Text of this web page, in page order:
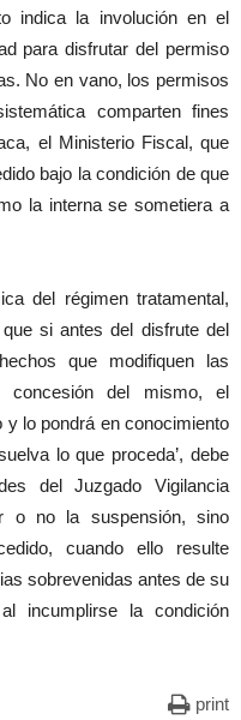
indica la involución en el
para disfrutar del permiso
No en vano, los permisos
comparten fines
el Ministerio Fiscal, que
bajo la condición de que
la interna se sometiera a
del régimen tratamental,
si antes del disfrute del
que modifiquen las
concesión del mismo, el
lo pondrá en conocimiento
lo que proceda’, debe
del Juzgado Vigilancia
o no la suspensión, sino
cuando ello resulte
sobrevenidas antes de su
incumplirse la condición
print